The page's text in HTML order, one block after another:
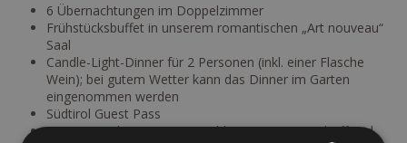
6 Übernachtungen im Doppelzimmer
Frühstücksbuffet in unserem romantischen „Art nouveau“
Saal
Candle-Light-Dinner für 2 Personen (inkl. einer Flasche
Wein); bei gutem Wetter kann das Dinner im Garten
eingenommen werden
Südtirol Guest Pass
1 Eintritt in die Gärten von Schloss Trauttmansdorff und